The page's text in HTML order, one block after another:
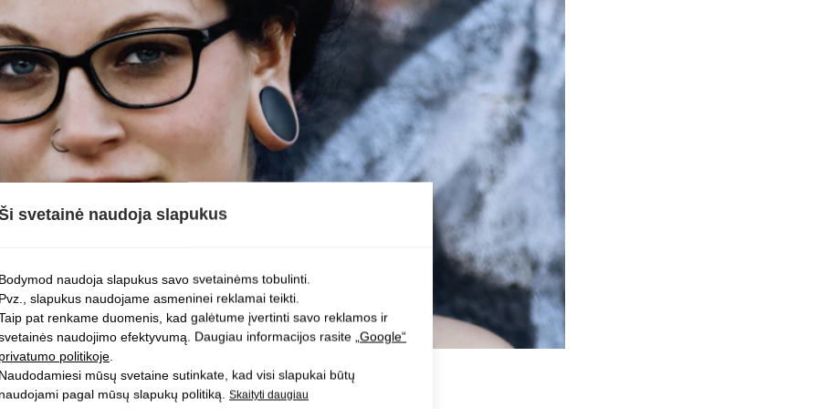
MANO AUSYJE?
svetainė naudoja slapukus
Bodymod naudoja slapukus savo svetainėms tobulinti.
Pvz., slapukus naudojame asmeninei reklamai teikti.
pat renkame duomenis, kad galėtume įvertinti savo reklamos ir
naudojimo efektyvumą. Daugiau informacijos rasite „Google“
privatumo politikoje
Naudodamiesi mūsų svetaine sutinkate, kad visi slapukai būtų
naudojami pagal mūsų slapukų politiką. Skaityti daugiau